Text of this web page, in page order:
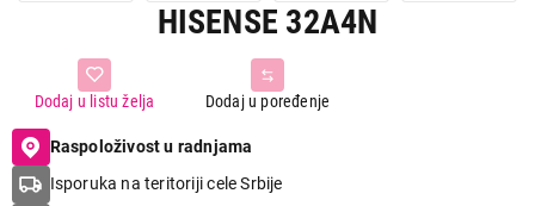
HISENSE 32A4N
Dodaj u poređenje
Dodaj u listu želja
Raspoloživost u radnjama
Isporuka na teritoriji cele Srbije